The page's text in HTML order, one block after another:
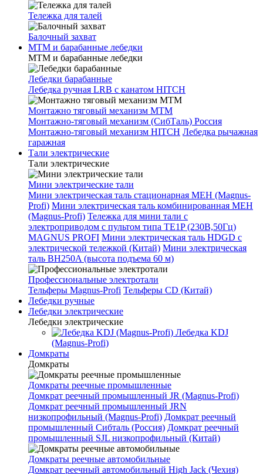
Тележка для талей
Балочный захват
МТМ и барабанные лебедки
МТМ и барабанные лебедки
Лебедки барабанные
Лебедка ручная LRB с канатом HITCH
Монтажно тяговый механизм МТМ
Монтажно-тяговый механизм (СибТаль) Россия
Монтажно-тяговый механизм HITCH Лебедка рычажная
гаражная
Тали электрические
Тали электрические
Мини электрические тали
Мини электрическая таль стационарная МЕН (Magnus-
Profi) Мини электрическая таль комбинированная МЕН
(Magnus-Profi) Тележка для мини тали с
электроприводом с пультом типа TE1P (230В,50Гц)
MAGNUS PROFI Мини электрическая таль HDGD с
электрической тележкой (Китай) Мини электрическая
таль BH250A (высота подъема 60 м)
Профессиональные электротали
Тельферы Magnus-Profi Тельферы CD (Китай)
Лебедки ручные
Лебедки электрические
Лебедки электрические
Лебедка KDJ
(Magnus-Profi)
Домкраты
Домкраты
Домкраты реечные промышленные
Домкрат реечный промышленный JR (Magnus-Profi)
Домкрат реечный промышленный JRN
низкопрофильный (Magnus-Profi) Домкрат реечный
промышленный Сибталь (Россия) Домкрат реечный
промышленный SJL низкопрофильный (Китай)
Домкраты реечные автомобильные
Домкрат реечный автомобильный High Jack (Чехия)